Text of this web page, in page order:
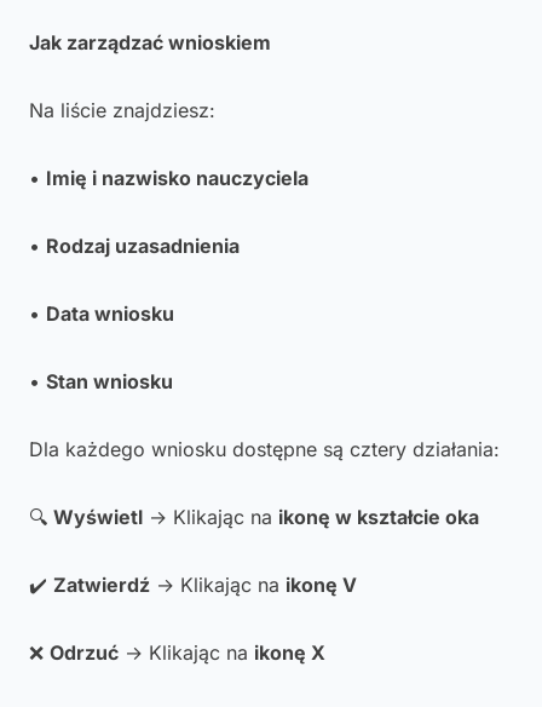
Jak zarządzać wnioskiem
Na liście znajdziesz:
• Imię i nazwisko nauczyciela
• Rodzaj uzasadnienia
• Data wniosku
• Stan wniosku
Dla każdego wniosku dostępne są cztery działania:
🔍 Wyświetl → Klikając na ikonę w kształcie oka
✔️ Zatwierdź → Klikając na ikonę V
❌ Odrzuć → Klikając na ikonę X